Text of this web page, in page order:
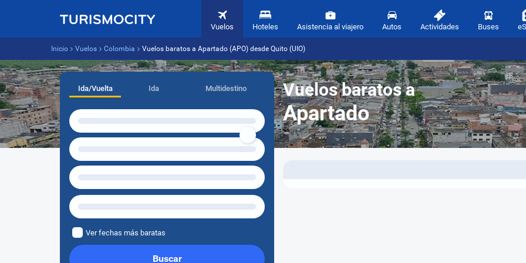
Vuelos Hoteles Asistencia al viajero Autos Actividades Buses
Inicio Vuelos Colombia Vuelos baratos a Apartado (APO) desde Quito (UIO)
Vuelos baratos a
Apartado
Ida/Vuelta Ida Multidestino
Ver fechas más baratas
Buscar